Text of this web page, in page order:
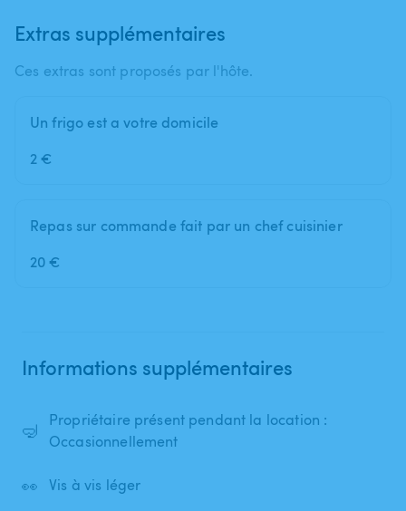
Extras supplémentaires
Ces extras sont proposés par l'hôte.
Un frigo est a votre domicile
2 €
Repas sur commande fait par un chef cuisinier
20 €
Informations supplémentaires
🤿
Propriétaire présent pendant la location :
Occasionnellement
👀 Vis à vis léger